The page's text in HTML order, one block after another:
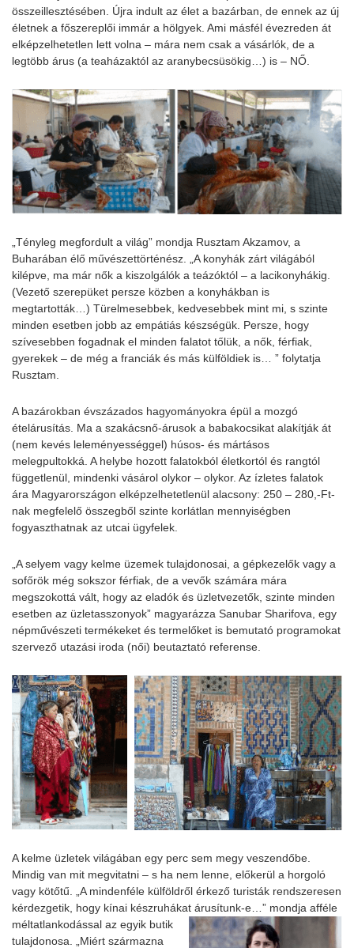
összeillesztésében. Újra indult az élet a bazárban, de ennek az új
életnek a főszereplői immár a hölgyek. Ami másfél évezreden át
elképzelhetetlen lett volna – mára nem csak a vásárlók, de a
legtöbb árus (a teaházaktól az aranybecsüsökig…) is – NŐ.
„Tényleg megfordult a világ” mondja Rusztam Akzamov, a
Buharában élő művészettörténész. „A konyhák zárt világából
kilépve, ma már nők a kiszolgálók a teázóktól – a lacikonyhákig.
(Vezető szerepüket persze közben a konyhákban is
megtartották…) Türelmesebbek, kedvesebbek mint mi, s szinte
minden esetben jobb az empátiás készségük. Persze, hogy
szívesebben fogadnak el minden falatot tőlük, a nők, férfiak,
gyerekek – de még a franciák és más külföldiek is… ” folytatja
Rusztam.
A bazárokban évszázados hagyományokra épül a mozgó
ételárusítás. Ma a szakácsnő-árusok a babakocsikat alakítják át
(nem kevés leleményességgel) húsos- és mártásos
melegpultokká. A helybe hozott falatokból életkortól és rangtól
függetlenül, mindenki vásárol olykor – olykor. Az ízletes falatok
ára Magyarországon elképzelhetetlenül alacsony: 250 – 280,-Ft-
nak megfelelő összegből szinte korlátlan mennyiségben
fogyaszthatnak az utcai ügyfelek.
„A selyem vagy kelme üzemek tulajdonosai, a gépkezelők vagy a
sofőrök még sokszor férfiak, de a vevők számára mára
megszokottá vált, hogy az eladók és üzletvezetők, szinte minden
esetben az üzletasszonyok” magyarázza Sanubar Sharifova, egy
népművészeti termékeket és termelőket is bemutató programokat
szervező utazási iroda (női) beutaztató referense.
A kelme üzletek világában egy perc sem megy veszendőbe.
Mindig van mit megvitatni – s ha nem lenne, előkerül a horgoló
vagy kötőtű. „A mindenféle külföldről érkező turisták rendszeresen
kérdezgetik, hogy kínai készruhákat árusítunk-e…” mondja afféle
méltatlankodással az egyik butik
tulajdonosa. „Miért származna